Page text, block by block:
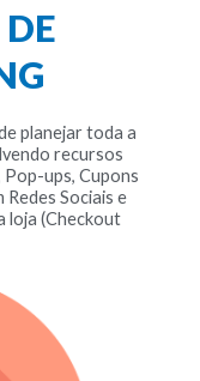
planejar toda a
recursos
ups, Cupons
Sociais e
loja (Checkout